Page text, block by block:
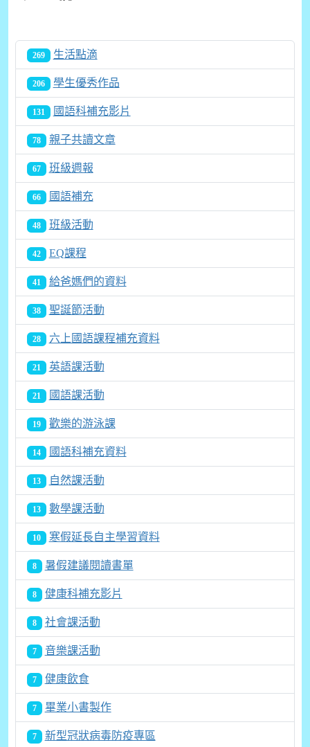
269 生活點滴
206 學生優秀作品
131 國語科補充影片
78 親子共讀文章
67 班級週報
66 國語補充
48 班級活動
42 EQ課程
41 給爸媽們的資料
38 聖誕節活動
28 六上國語課程補充資料
21 英語課活動
21 國語課活動
19 歡樂的游泳課
14 國語科補充資料
13 自然課活動
13 數學課活動
10 寒假延長自主學習資料
8 暑假建議閱讀書單
8 健康科補充影片
8 社會課活動
7 音樂課活動
7 健康飲食
7 畢業小書製作
7 新型冠狀病毒防疫專區